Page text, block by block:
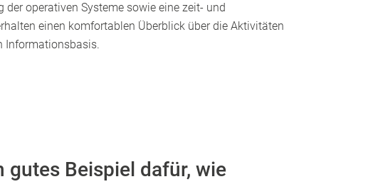
operativen Systeme sowie eine zeit- und
einen komfortablen Überblick über die Aktivitäten
Informationsbasis.
gutes Beispiel dafür, wie